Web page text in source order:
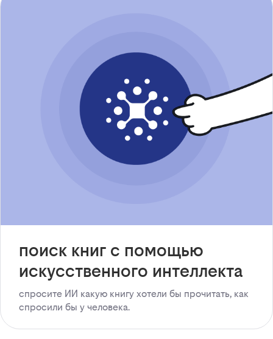
поиск книг с помощью
искусственного интеллекта
спросите ИИ какую книгу хотели бы прочитать, как
спросили бы у человека.